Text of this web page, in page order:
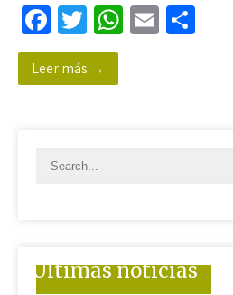
Fa
ce
b
k
T
wi
tt
W E
Leer más →
Últimas noticias